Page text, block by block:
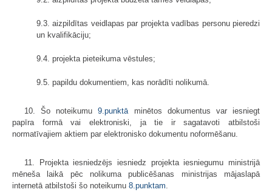
9.3. aizpildītas veidlapas par projekta vadības personu pieredzi
un kvalifikāciju;
9.4. projekta pieteikuma vēstules;
9.5. papildu dokumentiem, kas norādīti nolikumā.
10. Šo noteikumu9.punktā minētos dokumentus var iesniegt
papīra formā vai elektroniski, ja tie ir sagatavoti atbilstoši
normatīvajiem aktiem par elektronisko dokumentu noformēšanu.
11. Projekta iesniedzējs iesniedz projekta iesniegumu ministrijā
mēneša laikā pēc nolikuma publicēšanas ministrijas mājaslapā
internetā atbilstoši šo noteikumu 8.punktam